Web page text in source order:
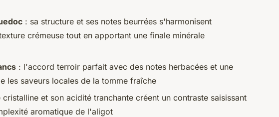
: sa structure et ses notes beurrées s'harmonisent
crémeuse tout en apportant une finale minérale
: l'accord terroir parfait avec des notes herbacées et une
les saveurs locales de la tomme fraîche
cristalline et son acidité tranchante créent un contraste saisissant
aromatique de l'aligot